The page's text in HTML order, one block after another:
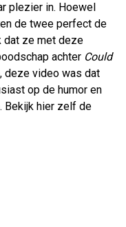
plezier in. Hoewel
de twee perfect de
dat ze met deze
achter Could
deze video was dat
op de humor en
Bekijk hier zelf de